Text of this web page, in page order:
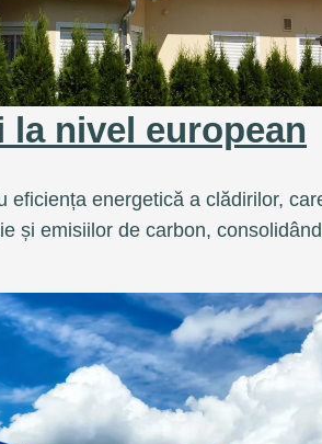
la nivel european
eficiența energetică a clădirilor,
și emisiilor de carbon,